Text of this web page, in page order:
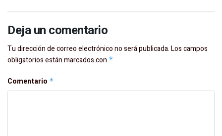
Deja un comentario
Tu dirección de correo electrónico no será publicada.Los campos
obligatorios están marcados con *
Comentario *